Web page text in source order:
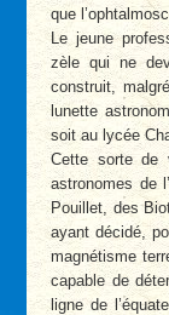
que
Le jeune
zèle qui ne
construit,
lunette
soit au lycée
Cette sorte de
astronomes de
Pouillet, des
ayant décidé,
magnétisme
capable de
ligne de